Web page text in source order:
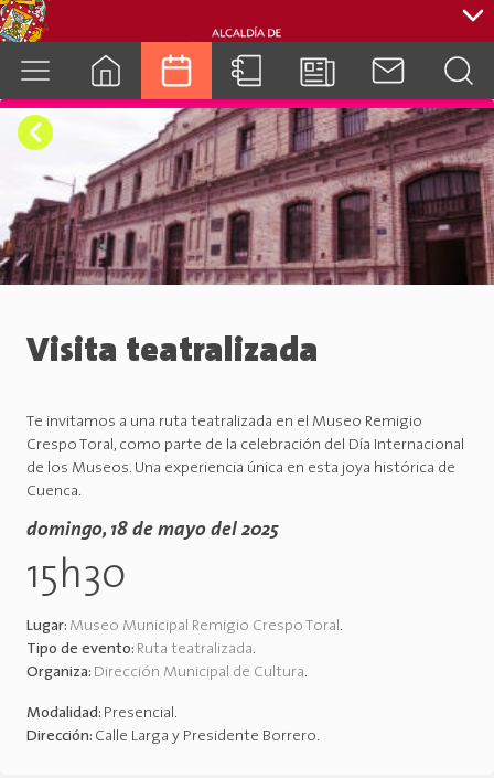
cuenca.gob.ec
Visita teatralizada
Te invitamos a una ruta teatralizada en el Museo Remigio
Crespo Toral, como parte de la celebración del Día Internacional
de los Museos. Una experiencia única en esta joya histórica de
Cuenca.
domingo, 18 de mayo del 2025
15h30
Lugar: Museo Municipal Remigio Crespo Toral.
Tipo de evento: Ruta teatralizada.
Organiza: Dirección Municipal de Cultura.
Modalidad: Presencial.
Dirección: Calle Larga y Presidente Borrero.